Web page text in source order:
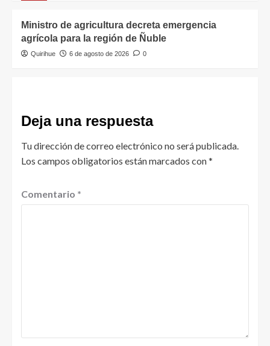
Ministro de agricultura decreta emergencia
agrícola para la región de Ñuble
Quirihue 6 de agosto de 2026 0
Deja una respuesta
Tu dirección de correo electrónico no será publicada.
Los campos obligatorios están marcados con*
Comentario *